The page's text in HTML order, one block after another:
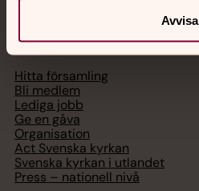
Avvisa
Hitta församling
Bli medlem
Lediga jobb
Ge en gåva
Organisation
Act Svenska kyrkan
Svenska kyrkan i utlandet
Press – nationell nivå